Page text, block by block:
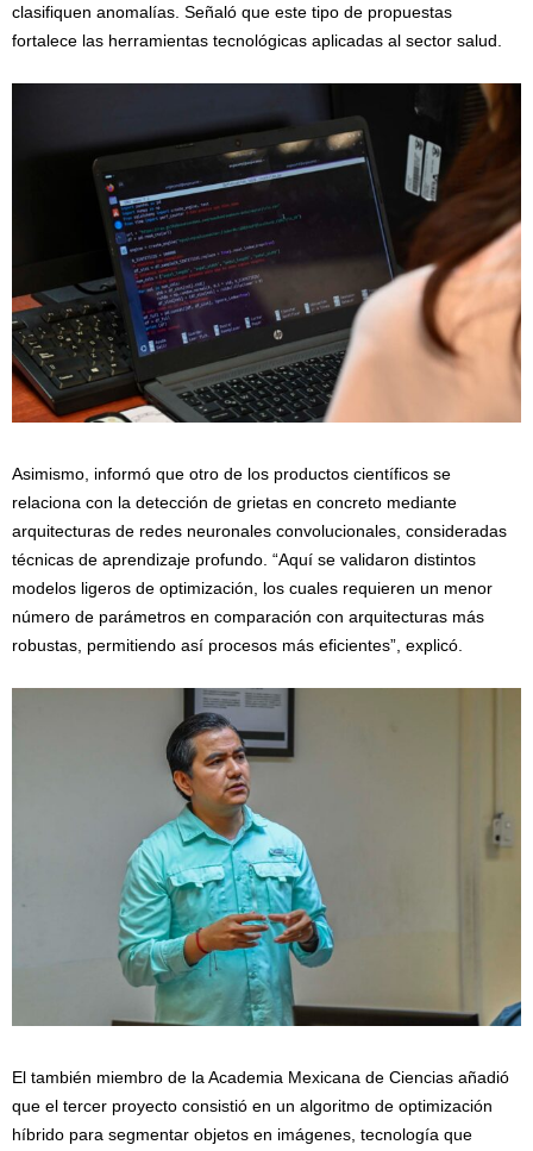
clasifiquen anomalías. Señaló que este tipo de propuestas
fortalece las herramientas tecnológicas aplicadas al sector salud.
Asimismo, informó que otro de los productos científicos se
relaciona con la detección de grietas en concreto mediante
arquitecturas de redes neuronales convolucionales, consideradas
técnicas de aprendizaje profundo. “Aquí se validaron distintos
modelos ligeros de optimización, los cuales requieren un menor
número de parámetros en comparación con arquitecturas más
robustas, permitiendo así procesos más eficientes”, explicó.
El también miembro de la Academia Mexicana de Ciencias añadió
que el tercer proyecto consistió en un algoritmo de optimización
híbrido para segmentar objetos en imágenes, tecnología que